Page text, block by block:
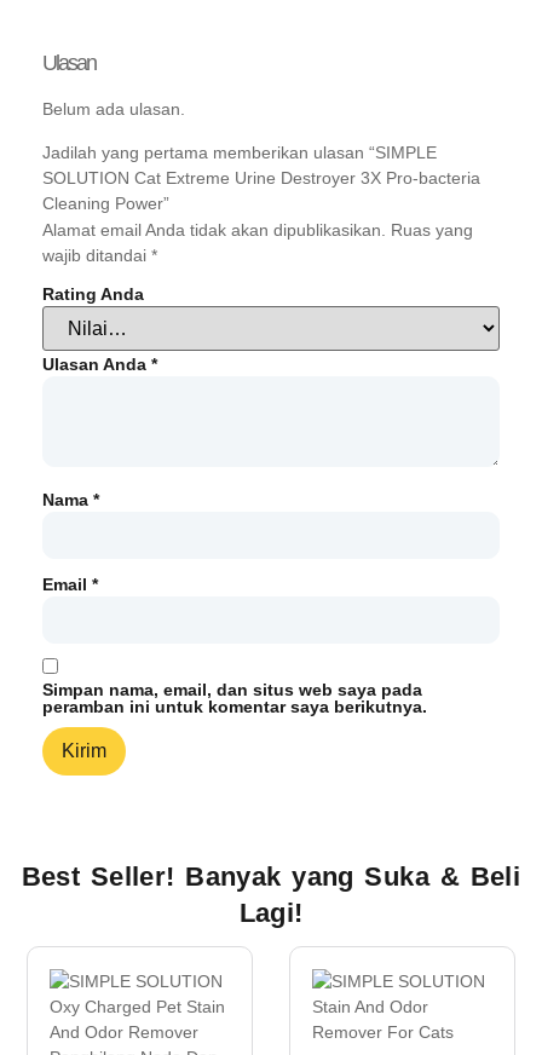
Ulasan
Belum ada ulasan.
Jadilah yang pertama memberikan ulasan “SIMPLE
SOLUTION Cat Extreme Urine Destroyer 3X Pro-bacteria
Cleaning Power”
Alamat email Anda tidak akan dipublikasikan.
Ruas yang
wajib ditandai *
Rating Anda
Ulasan Anda *
Nama *
Email *
Simpan nama, email, dan situs web saya pada
peramban ini untuk komentar saya berikutnya.
Best Seller! Banyak yang Suka & Beli
Lagi!